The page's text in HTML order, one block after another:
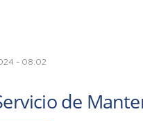
- 08:02
de